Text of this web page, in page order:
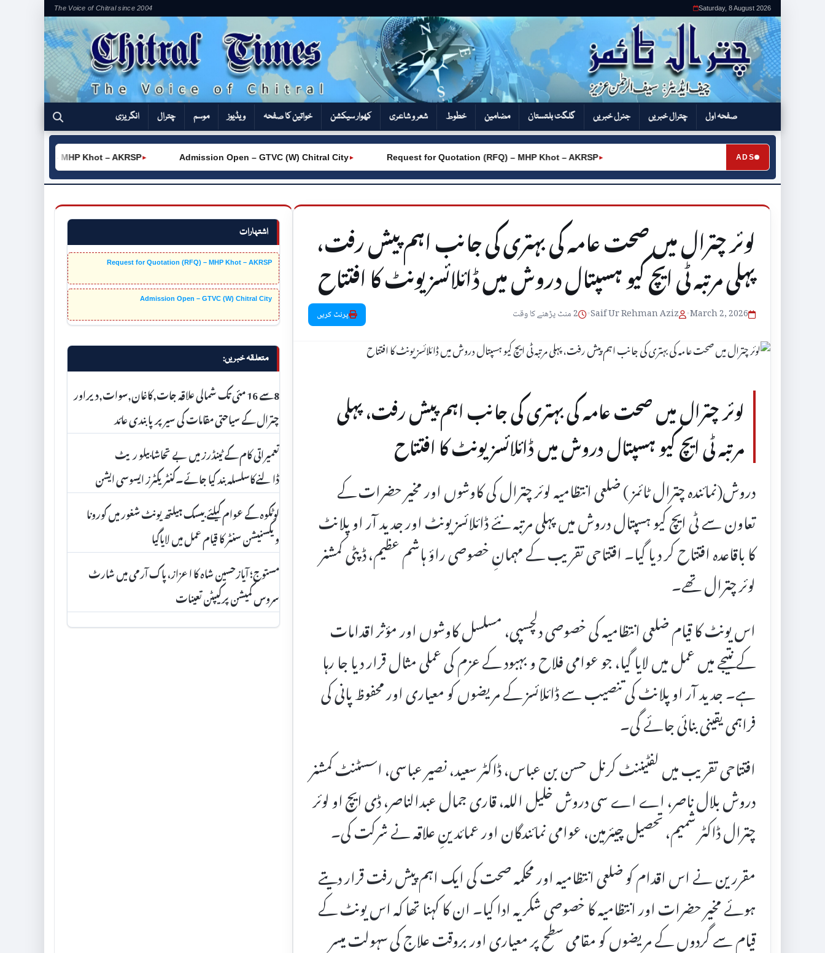
The Voice of Chitral since 2004 Saturday, 8 August 2026
صفحہ اول چترال خبریں جنرل خبریں گلگت بلتستان مضامین خطوط شعر و شاعری کھوار سیکشن‎ خواتین کا صفحہ ویڈیوز موسم چترال انگریزی
ADS
►
– MHP Khot – AKRSP ►
Request for Quotation (RFQ) – MHP Khot – AKRSP
►
Admission Open – GTVC (W) Chitral City
اشتہارات
Request for Quotation (RFQ) – MHP Khot – AKRSP
Admission Open – GTVC (W) Chitral City
متعلقہ خبریں:
8سے 16 مئی تک شمالی علاقہ جات,کاغان,سوات,دیراور
چترال کے سیاحتی مقامات کی سیر پرپابندی عائد
تعمیراتی کام کے ٹینڈرز میں بے تحاشا بیلو ریٹ
ڈالنےکاسلسلہ بند کیا جائے۔کنٹریکٹرز ایسوسی ایشن
لوٹکوہ کے عوام کیلئے بیسک ہیلتھ یونٹ شغور میں کورونا
ویکسنیشن سنٹر کا قیام عمل میں لایاگیا
مستوج؛ آیازحسین شاہ کا اعزاز، پاک آرمی میں شارٹ
سروس کمیشن پرکیپٹن تعینات
لوئر چترال میں صحت عامہ کی بہتری کی جانب اہم پیش رفت،
پہلی مرتبہ ٹی ایچ کیو ہسپتال دروش میں ڈائلائسز یونٹ کا افتتاح
March 2, 2026
•
Saif Ur Rehman Aziz
• 2 منٹ پڑھنے کا وقت پرنٹ کریں
لوئر چترال میں صحت عامہ کی بہتری کی جانب اہم پیش رفت، پہلی
مرتبہ ٹی ایچ کیو ہسپتال دروش میں ڈائلائسز یونٹ کا افتتاح
دروش(نمائندہ چترال ٹائمز ) ضلعی انتظامیہ لوئر چترال کی کاوشوں اور مخیر حضرات کے
تعاون سے ٹی ایچ کیو ہسپتال دروش میں پہلی مرتبہ نئے ڈائلائسز یونٹ اور جدید آر او پلانٹ
کا باقاعدہ افتتاح کر دیا گیا۔ افتتاحی تقریب کے مہمانِ خصوصی راؤ ہاشم عظیم، ڈپٹی کمشنر
لوئر چترال تھے۔
اس یونٹ کا قیام ضلعی انتظامیہ کی خصوصی دلچسپی، مسلسل کاوشوں اور مؤثر اقدامات
کے نتیجے میں عمل میں لایا گیا، جو عوامی فلاح و بہبود کے عزم کی عملی مثال قرار دیا جا رہا
ہے۔ جدید آر او پلانٹ کی تنصیب سے ڈائلائسز کے مریضوں کو معیاری اور محفوظ پانی کی
فراہمی یقینی بنائی جائے گی۔
افتتاحی تقریب میں لفٹیننٹ کرنل حسن بن عباس، ڈاکٹر سعید، نصیر عباسی، اسسٹنٹ کمشنر
دروش بلال ناصر، اے اے سی دروش خلیل اللہ، قاری جمال عبدالناصر، ڈی ایچ او لوئر
چترال ڈاکٹر شمیم، تحصیل چیئرمین، عوامی نمائندگان اور عمائدینِ علاقہ نے شرکت کی۔
مقررین نے اس اقدام کو ضلعی انتظامیہ اور محکمہ صحت کی ایک اہم پیش رفت قرار دیتے
ہوئے مخیر حضرات اور انتظامیہ کا خصوصی شکریہ ادا کیا۔ ان کا کہنا تھا کہ اس یونٹ کے
قیام سے گردوں کے مریضوں کو مقامی سطح پر معیاری اور بروقت علاج کی سہولت میسر